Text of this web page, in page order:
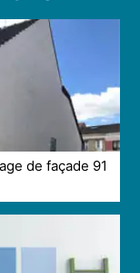
de façade 91